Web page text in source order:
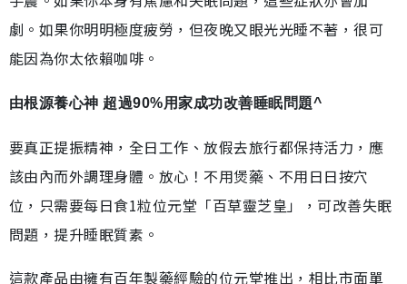
劇。如果你明明極度疲勞，但夜晚又眼光光睡不著，很可
能因為你太依賴咖啡。
由根源養心神 超過90%用家成功改善睡眠問題^
要真正提振精神，全日工作、放假去旅行都保持活力，應
該由內而外調理身體。放心！不用煲藥、不用日日按穴
位，只需要每日食1粒位元堂「百草靈芝皇」，可改善失眠
問題，提升睡眠質素。
這款產品由擁有百年製藥經驗的位元堂推出，相比市面單